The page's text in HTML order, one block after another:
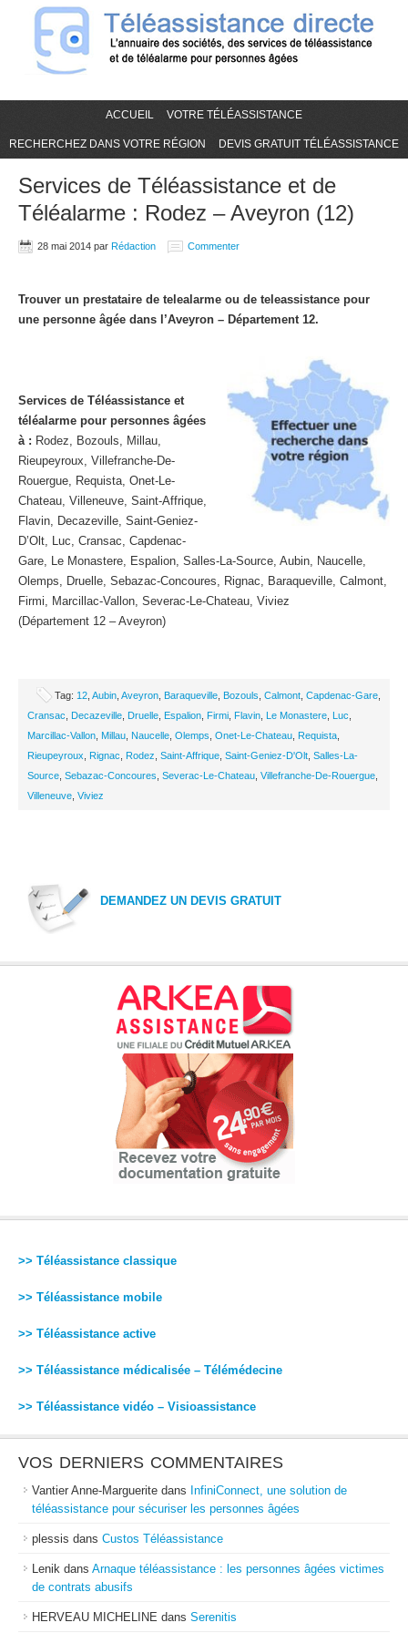
ACCUEIL VOTRE TÉLÉASSISTANCE
RECHERCHEZ DANS VOTRE RÉGION DEVIS GRATUIT TÉLÉASSISTANCE
Services de Téléassistance et de
Téléalarme : Rodez – Aveyron (12)
28 mai 2014 par Rédaction Commenter
Trouver un prestataire de telealarme ou de teleassistance pour
une personne âgée dans l’Aveyron – Département 12.
Services de Téléassistance et
téléalarme pour personnes âgées
à : Rodez, Bozouls, Millau,
Rieupeyroux, Villefranche-De-
Rouergue, Requista, Onet-Le-
Chateau, Villeneuve, Saint-Affrique,
Flavin, Decazeville, Saint-Geniez-
D’Olt, Luc, Cransac, Capdenac-
Gare, Le Monastere, Espalion, Salles-La-Source, Aubin, Naucelle,
Olemps, Druelle, Sebazac-Concoures, Rignac, Baraqueville, Calmont,
Firmi, Marcillac-Vallon, Severac-Le-Chateau, Viviez
(Département 12 – Aveyron)
Tag: 12 Aubin Aveyron Baraqueville Bozouls Calmont Capdenac-Gare
Cransac
Decazeville Druelle Espalion Firmi Flavin Le Monastere Luc
Marcillac-Vallon Millau Naucelle Olemps Onet-Le-Chateau Requista
Rieupeyroux
Rignac Rodez Saint-Affrique Saint-Geniez-D'Olt Salles-La-
Source Sebazac-Concoures Severac-Le-Chateau Villefranche-De-Rouergue
Villeneuve Viviez
DEMANDEZ UN DEVIS GRATUIT
>> Téléassistance classique
>> Téléassistance mobile
>> Téléassistance active
>> Téléassistance médicalisée – Télémédecine
>> Téléassistance vidéo – Visioassistance
VOS DERNIERS COMMENTAIRES
Vantier Anne-Marguerite dans InfiniConnect, une solution de
téléassistance pour sécuriser les personnes âgées
plessis dans Custos Téléassistance
Lenik dans Arnaque téléassistance : les personnes âgées victimes
de contrats abusifs
HERVEAU MICHELINE dans Serenitis